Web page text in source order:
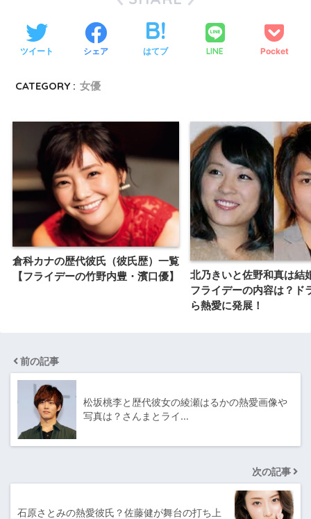
ツイート シェア はてブ LINE Pocket
CATEGORY : 女優
倉科カナの歴代彼氏（彼氏歴）一覧
【フライデーの竹野内豊・濱口優】
北乃きいと佐野和真は結
フライデーの内容は？ド
ら熱愛に発展！
前の記事
松坂桃李と歴代彼女の綾瀬はるかの熱愛画像や
写真は？さんまとライ…
次の記事
石原さとみの熱愛彼氏？佐藤健が舞台の打ち上